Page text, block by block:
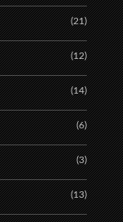
(21)
(12)
(14)
(6)
(3)
(13)